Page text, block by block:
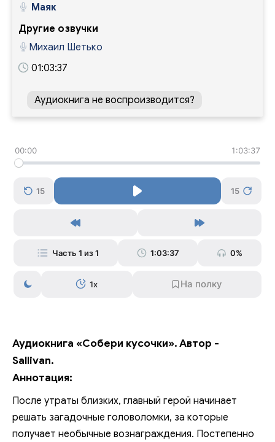
Маяк
Другие озвучки
Михаил Шетько
01:03:37
Аудиокнига не воспроизводится?
00:00 1:03:37
15 15
Часть 1 из 1 1:03:37 0%
1x
Аудиокнига «Собери кусочки». Автор -
Sallivan.
Аннотация:
После утраты близких, главный герой начинает
решать загадочные головоломки, за которые
получает необычные вознаграждения. Постепенно